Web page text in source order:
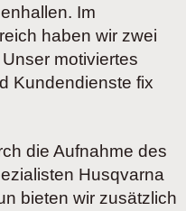
Im
haben wir zwei
motiviertes
Kundendienste fix
die Aufnahme des
Husqvarna
bieten wir zusätzlich